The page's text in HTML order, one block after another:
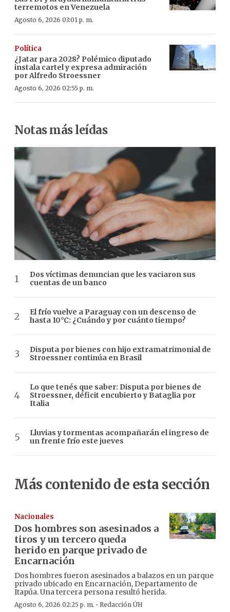
terremotos en Venezuela
Agosto 6, 2026 03:01 p. m.
Política
¿Jatar para 2028? Polémico diputado
instala cartel y expresa admiración
por Alfredo Stroessner
Agosto 6, 2026 02:55 p. m.
Notas más leídas
Dos víctimas denuncian que les vaciaron sus
cuentas de un banco
El frío vuelve a Paraguay con un descenso de
hasta 10°C: ¿Cuándo y por cuánto tiempo?
Disputa por bienes con hijo extramatrimonial de
Stroessner continúa en Brasil
Lo que tenés que saber: Disputa por bienes de
Stroessner, déficit encubierto y Bataglia por
Italia
Lluvias y tormentas acompañarán el ingreso de
un frente frío este jueves
Más contenido de esta sección
Nacionales
Dos hombres son asesinados a
tiros y un tercero queda
herido en parque privado de
Encarnación
Dos hombres fueron asesinados a balazos en un parque
privado ubicado en Encarnación, Departamento de
Itapúa. Una tercera persona resultó herida.
Agosto 6, 2026 02:25 p. m. · Redacción ÚH